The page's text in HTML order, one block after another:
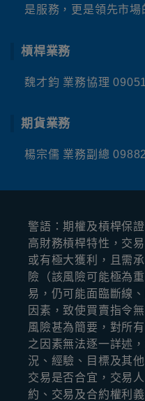
是服務，更是領先市場
槓桿業務
魏才鈞 業務協理
期貨業務
楊宗儒 業務副總
警語：期權及槓桿保
⾼財務槓桿特性，交
或有極⼤獲利，且需
險（該風險可能極為
易，仍可能⾯臨斷線
因素，致使買賣指令
風險甚為簡要，對所
之因素無法逐⼀詳述
況、經驗、⽬標及其
交易是否合宜，交易
約、交易及合約權利